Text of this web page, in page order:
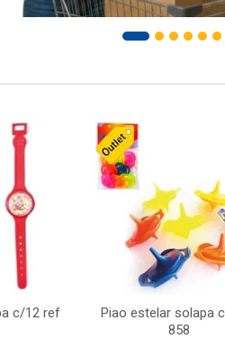
c/12 ref
Piao estelar solapa
858